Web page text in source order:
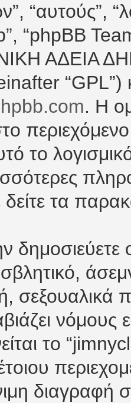
“αυτούς”,
“phpBB
ΑΔΕΙΑ
“GPL”)
. Η
το
τα
σεξουαλικά
νόμους
το
διαγραφή